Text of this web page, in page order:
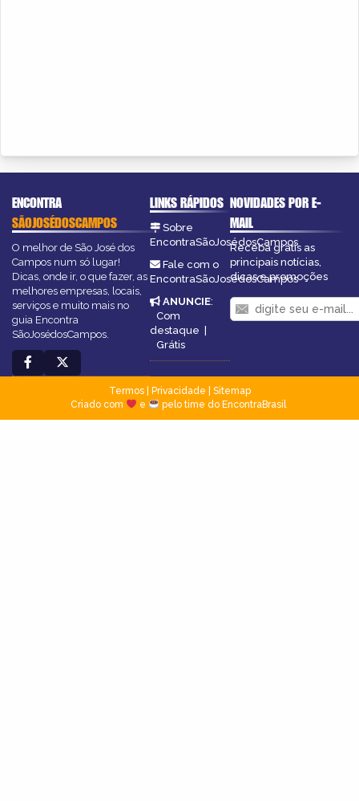
ENCONTRA
SÃOJOSÉDOSCAMPOS
O melhor de São José dos
Campos num só lugar!
Dicas, onde ir, o que fazer, as
melhores empresas, locais,
serviços e muito mais no
guia Encontra
SãoJosédosCampos.
LINKS RÁPIDOS
Sobre
EncontraSãoJosédosCampos
Fale com o
EncontraSãoJosédosCampos
ANUNCIE:
Com
destaque |
Grátis
NOVIDADES POR E-
MAIL
Receba grátis as
principais notícias,
dicas e promoções
Termos| Privacidade
Sitemap
Criado com
e pelo time do EncontraBrasil